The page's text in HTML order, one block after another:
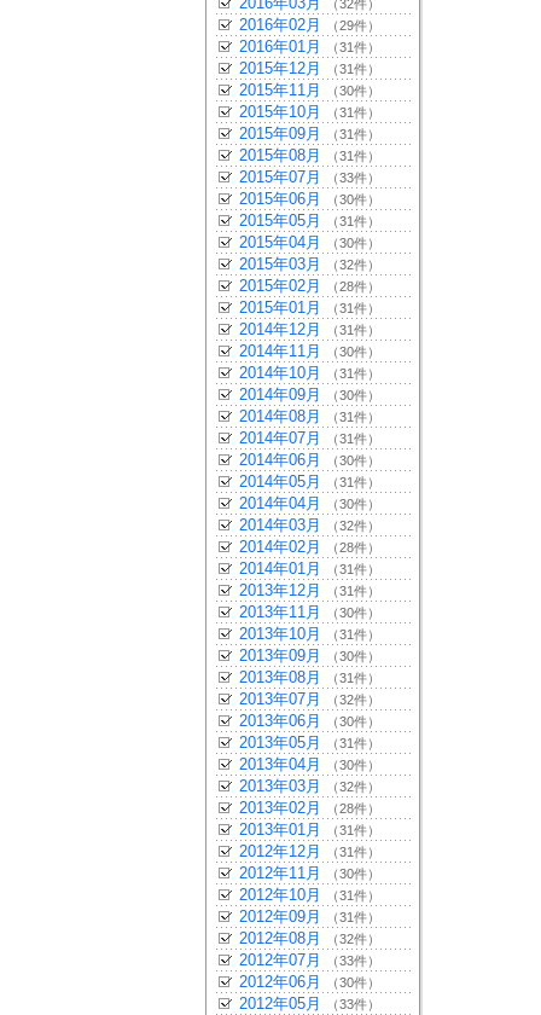
（32件）
2016年02月 （29件）
2016年01月 （31件）
2015年12月 （31件）
2015年11月 （30件）
2015年10月 （31件）
2015年09月 （31件）
2015年08月 （31件）
2015年07月 （33件）
2015年06月 （30件）
2015年05月 （31件）
2015年04月 （30件）
2015年03月 （32件）
2015年02月 （28件）
2015年01月 （31件）
2014年12月 （31件）
2014年11月 （30件）
2014年10月 （31件）
2014年09月 （30件）
2014年08月 （31件）
2014年07月 （31件）
2014年06月 （30件）
2014年05月 （31件）
2014年04月 （30件）
2014年03月 （32件）
2014年02月 （28件）
2014年01月 （31件）
2013年12月 （31件）
2013年11月 （30件）
2013年10月 （31件）
2013年09月 （30件）
2013年08月 （31件）
2013年07月 （32件）
2013年06月 （30件）
2013年05月 （31件）
2013年04月 （30件）
2013年03月 （32件）
2013年02月 （28件）
2013年01月 （31件）
2012年12月 （31件）
2012年11月 （30件）
2012年10月 （31件）
2012年09月 （31件）
2012年08月 （32件）
2012年07月 （33件）
2012年06月 （30件）
2012年05月 （33件）